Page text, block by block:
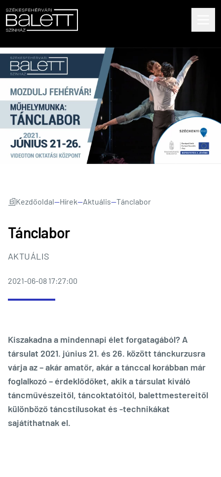
Kezdőoldal—Hírek—Aktuális—Tánclabor
Tánclabor
AKTUÁLIS
2021-06-08 17:27:00
Kiszakadna a mindennapi élet forgatagából? A
társulat 2021. június 21. és 26. között tánckurzusra
várja az – akár amatőr, akár a tánccal korábban már
foglalkozó – érdeklődőket, akik a társulat kiváló
táncművészeitől, táncoktatóitól, balettmestereitől
különböző táncstílusokat és -technikákat
sajátíthatnak el.